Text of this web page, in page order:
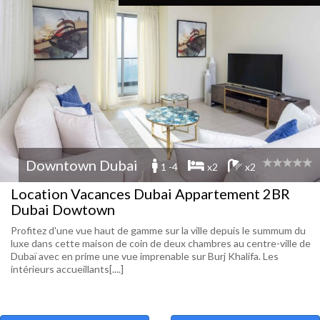
Downtown Dubai 1 -4 x2 x2
Location Vacances Dubai Appartement 2BR
Dubai Dowtown
Profitez d'une vue haut de gamme sur la ville depuis le summum du
luxe dans cette maison de coin de deux chambres au centre-ville de
Dubaï avec en prime une vue imprenable sur Burj Khalifa. Les
intérieurs accueillants[....]